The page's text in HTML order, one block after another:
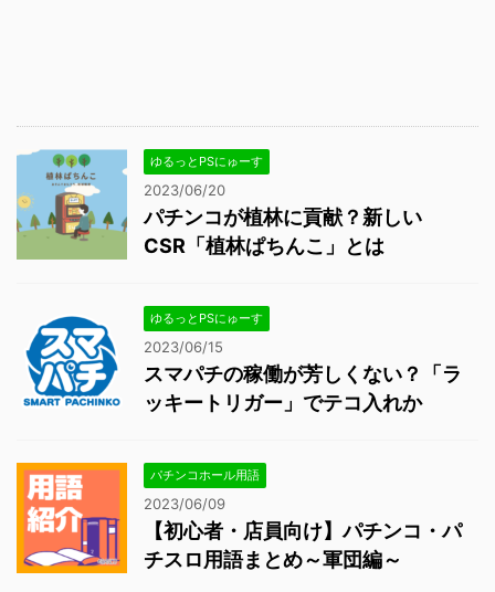
ゆるっとPSにゅーす
2023/06/20
パチンコが植林に貢献？新しい
CSR「植林ぱちんこ」とは
ゆるっとPSにゅーす
2023/06/15
スマパチの稼働が芳しくない？「ラ
ッキートリガー」でテコ入れか
パチンコホール用語
2023/06/09
【初心者・店員向け】パチンコ・パ
チスロ用語まとめ～軍団編～